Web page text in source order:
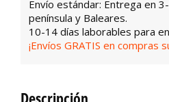
Envío estándar: Entrega en
península y Baleares.
10-14 días laborables para
¡Envíos GRATIS en compras